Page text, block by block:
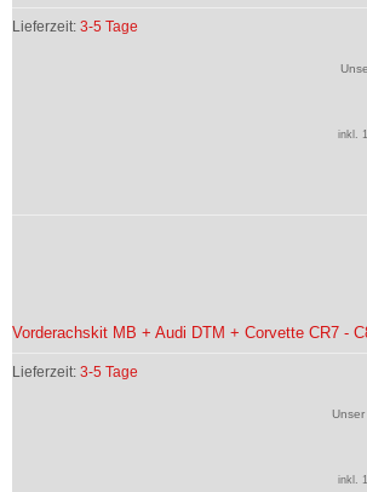
Lieferzeit: 3-5 Tage
inkl.
Vorderachskit MB + Audi DTM + Corvette CR7 -
Lieferzeit: 3-5 Tage
inkl.